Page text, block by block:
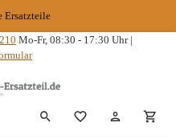
Ersatzteile
Mo-Fr, 08:30 - 17:30 Uhr |
Du hast 0